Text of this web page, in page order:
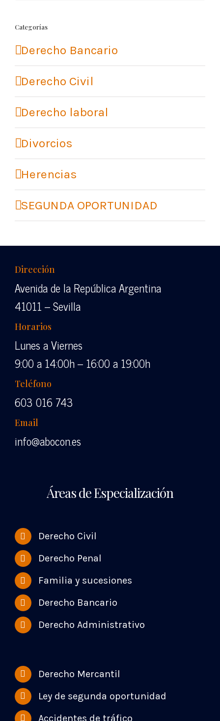
Categorías
Derecho Bancario
Derecho Civil
Derecho laboral
Divorcios
Herencias
SEGUNDA OPORTUNIDAD
Dirección
Avenida de la República Argentina
41011 – Sevilla
Horarios
Lunes a Viernes
9:00 a 14:00h – 16:00 a 19:00h
Teléfono
603 016 743
Email
info@abocon.es
Áreas de Especialización
Derecho Civil
Derecho Penal
Familia y sucesiones
Derecho Bancario
Derecho Administrativo
Derecho Mercantil
Ley de segunda oportunidad
Accidentes de tráfico